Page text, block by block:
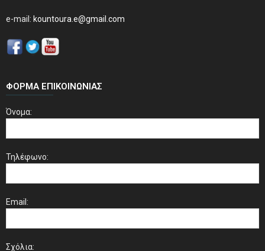
e-mail: kountoura.e@gmail.com
ΦΌΡΜΑ ΕΠΙΚΟΙΝΩΝΊΑΣ
Όνομα:
Τηλέφωνο:
Email:
Σχόλια: